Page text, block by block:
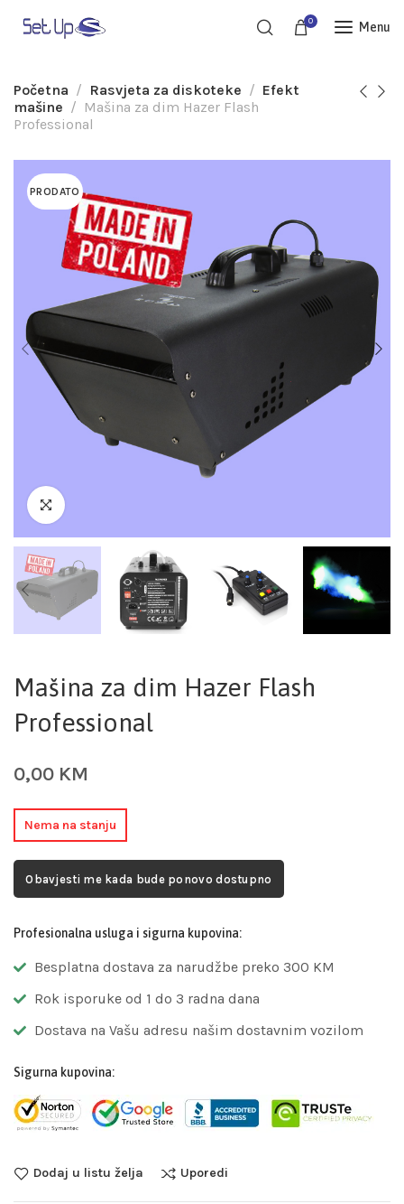
0 Menu
Početna Rasvjeta za diskoteke
Efekt
mašine
Mašina za dim Hazer Flash
Professional
PRODATO
Mašina za dim Hazer Flash
Professional
0,00 KM
Nema na stanju
Obavjesti me kada bude ponovo dostupno
Profesionalna usluga i sigurna kupovina:
Besplatna dostava za narudžbe preko 300 KM
Rok isporuke od 1 do 3 radna dana
Dostava na Vašu adresu našim dostavnim vozilom
Sigurna kupovina:
Dodaj u listu želja Uporedi